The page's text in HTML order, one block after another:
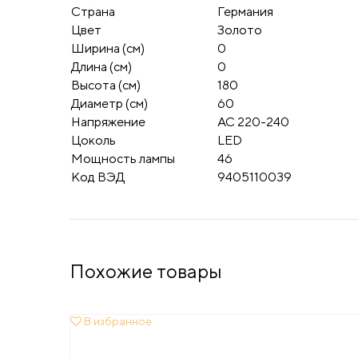
Страна
Германия
Цвет
Золото
Ширина (см)
0
Длина (см)
0
Высота (см)
180
Диаметр (см)
60
Напряжение
AC 220-240
Цоколь
LED
Мощность лампы
46
Код ВЭД
9405110039
Похожие товары
В избранное